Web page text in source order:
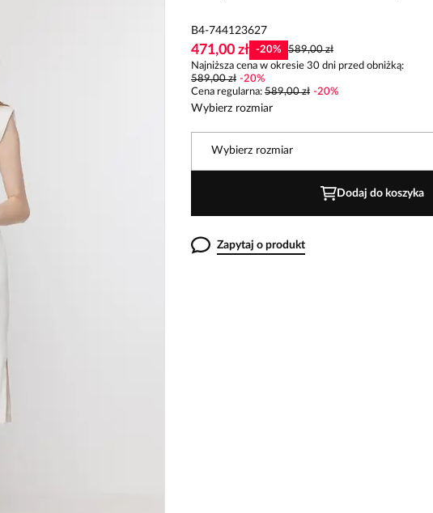
B4-744123627
471,00 zł -20%
589,00 zł
Najniższa cena w okresie 30 dni przed obniżką:
589,00 zł -20%
Cena regularna: 589,00 zł -20%
Wybierz rozmiar
Wybierz rozmiar
Dodaj do koszyka
Zapytaj o produkt